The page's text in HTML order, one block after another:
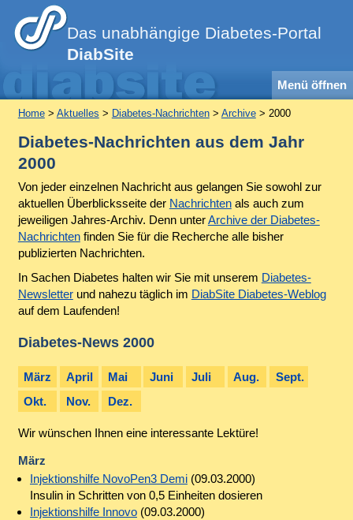
Das unabhängige Diabetes-Portal
DiabSite
Menü öffnen
Home> Aktuelles > Diabetes-Nachrichten> Archive> 2000
Diabetes-Nachrichten aus dem Jahr
2000
Von jeder einzelnen Nachricht aus gelangen Sie sowohl zur
aktuellen Überblicksseite der Nachrichtenals auch zum
jeweiligen Jahres-Archiv. Denn unterArchive der Diabetes-
Nachrichtenfinden Sie für die Recherche alle bisher
publizierten Nachrichten.
In Sachen Diabetes halten wir Sie mit unserem Diabetes-
Newsletterund nahezu täglich im DiabSite Diabetes-Weblog
auf dem Laufenden!
Diabetes-News 2000
März April Mai Juni Juli Aug.
Sept.
Okt.
Nov. Dez.
Wir wünschen Ihnen eine interessante Lektüre!
März
Injektionshilfe NovoPen3 Demi(09.03.2000)
Insulin in Schritten von 0,5 Einheiten dosieren
Injektionshilfe Innovo(09.03.2000)